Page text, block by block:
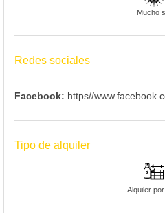
Mucho
Redes sociales
Facebook: https//
Tipo de alquiler
Alquiler